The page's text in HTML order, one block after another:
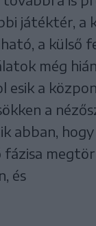
játéktér, a
a külső
még
esik a
a
abban, hogy
fázisa
és